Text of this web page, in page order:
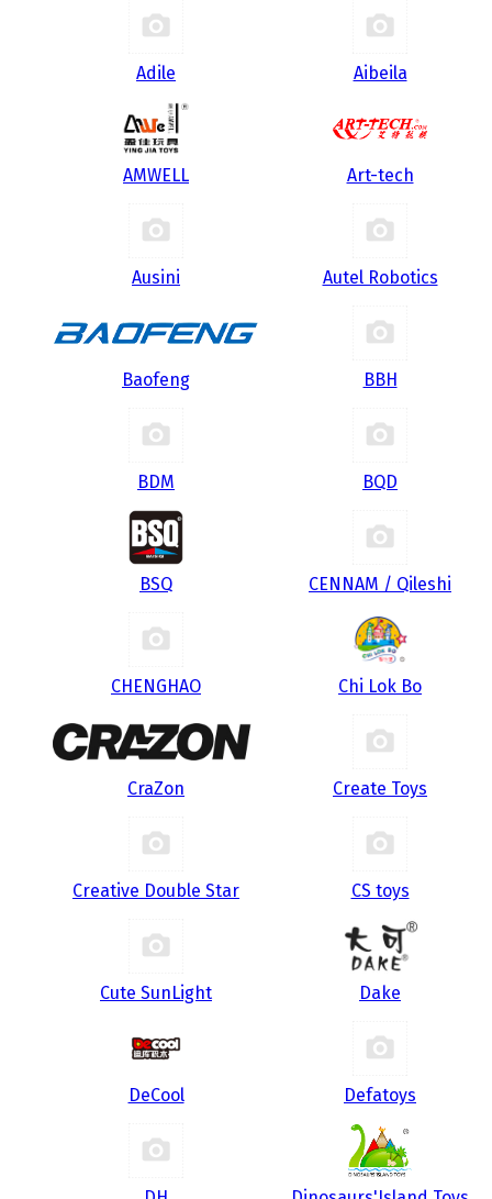
Adile Aibeila
AMWELL Art-tech
Ausini Autel Robotics
Baofeng BBH
BDM BQD
BSQ CENNAM / Qileshi
CHENGHAO Chi Lok Bo
CraZon Create Toys
Creative Double Star CS toys
Cute SunLight Dake
DeCool Defatoys